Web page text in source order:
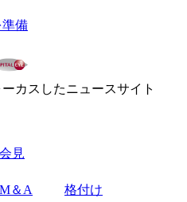
準備
カスしたニュースサイト
見
M＆A 格付け